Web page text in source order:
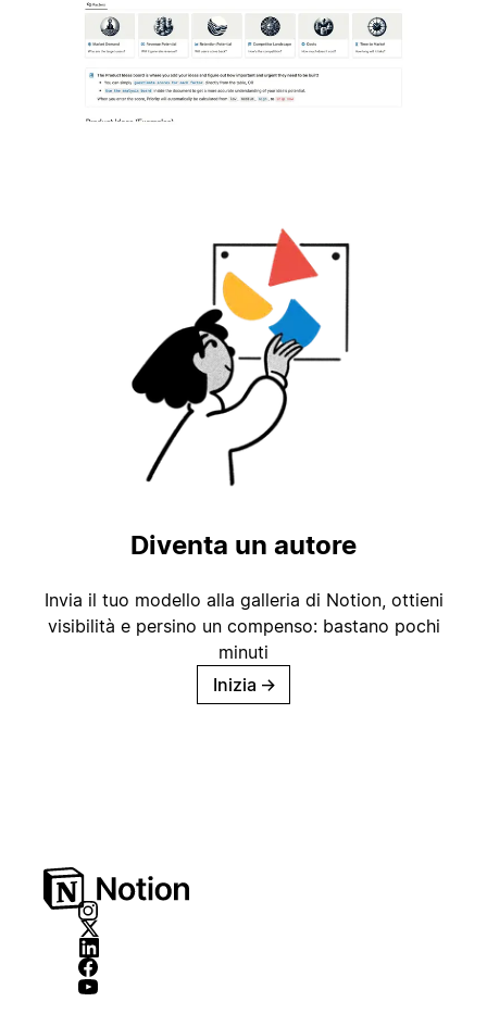
Diventa un autore
Invia il tuo modello alla galleria di Notion, ottieni
visibilità e persino un compenso: bastano pochi
minuti
Inizia →